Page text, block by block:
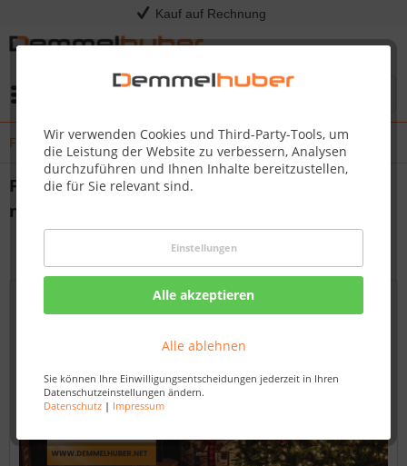
Kauf auf Rechnung
Wir verwenden Cookies und Third-Party-Tools, um
die Leistung der Website zu verbessern, Analysen
durchzuführen und Ihnen Inhalte bereitzustellen,
die für Sie relevant sind.
Einstellungen
Alle akzeptieren
Alle ablehnen
Sie können Ihre Einwilligungsentscheidungen jederzeit in Ihren
Datenschutzeinstellungen ändern.
Datenschutz| Impressum
Frohe Weihnachten & einen guten Rutsch ins neue Jahr!
Frohe Weihnachten & einen guten Rutsch ins
neue Jahr!